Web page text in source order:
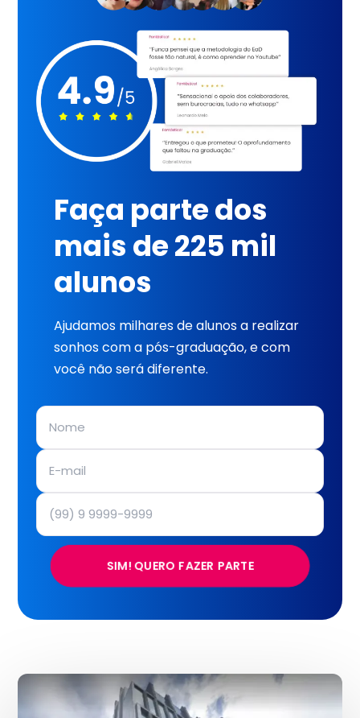
Faça parte dos
mais de 225 mil
alunos
Ajudamos milhares de alunos a realizar
sonhos com a pós-graduação, e com
você não será diferente.
SIM! QUERO FAZER PARTE